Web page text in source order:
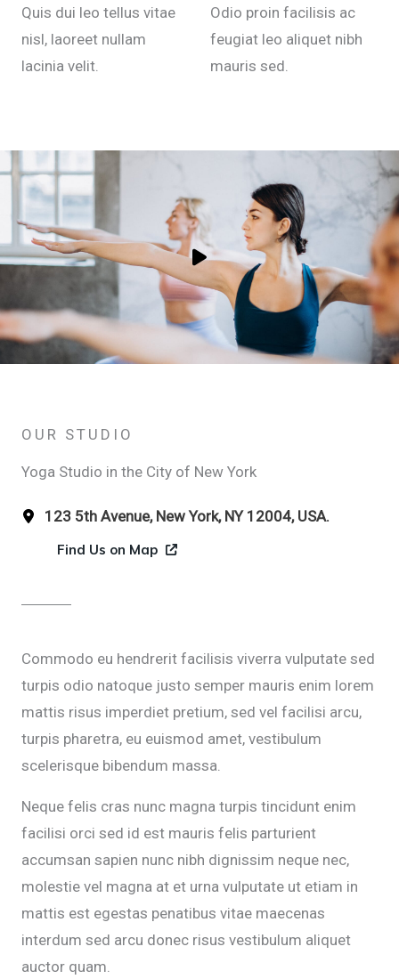
Quis dui leo tellus vitae
nisl, laoreet nullam
lacinia velit.
Odio proin facilisis ac
feugiat leo aliquet nibh
mauris sed.
OUR STUDIO
Yoga Studio in the City of New York
123 5th Avenue, New York, NY 12004, USA.
Find Us on Map
Commodo eu hendrerit facilisis viverra vulputate sed
turpis odio natoque justo semper mauris enim lorem
mattis risus imperdiet pretium, sed vel facilisi arcu,
turpis pharetra, eu euismod amet, vestibulum
scelerisque bibendum massa.
Neque felis cras nunc magna turpis tincidunt enim
facilisi orci sed id est mauris felis parturient
accumsan sapien nunc nibh dignissim neque nec,
molestie vel magna at et urna vulputate ut etiam in
mattis est egestas penatibus vitae maecenas
interdum sed arcu donec risus vestibulum aliquet
auctor quam.